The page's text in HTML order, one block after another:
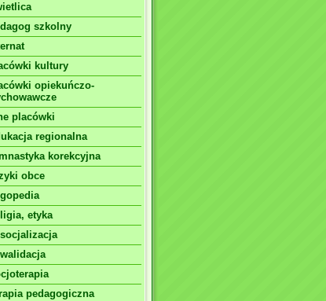
szkolny
kultury
opiekuńczo-
placówki
regionalna
korekcyjna
obce
etyka
pedagogiczna